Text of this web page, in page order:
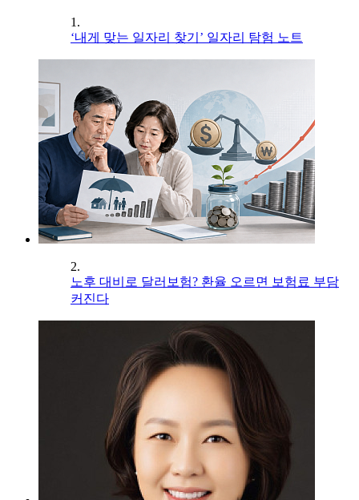
1.
‘내게 맞는 일자리 찾기’ 일자리 탐험 노트
2.
노후 대비로 달러보험? 환율 오르면 보험료 부담
커진다